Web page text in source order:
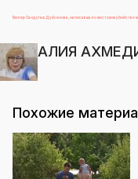
Блогер Сандугаш Дуйсенова, написавшая о жестоком убийстве
АЛИЯ
Похожие